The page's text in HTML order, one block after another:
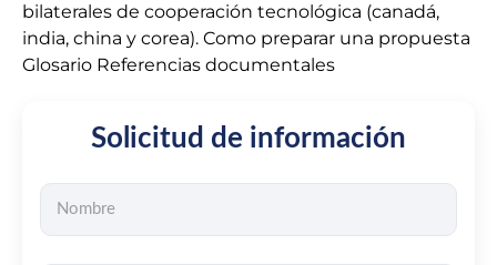
bilaterales de cooperación tecnológica (canadá,
india, china y corea). Como preparar una propuesta
Glosario Referencias documentales
Solicitud de información